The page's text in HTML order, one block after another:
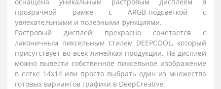
прозрачной рамке с ARGB-подсветкой с
увлекательными и полезными функциями.
Растровый дисплей прекрасно сочетается с
лаконичным пиксельным стилем DEEPCOOL, который
присутствует во всех линейках продукции. На дисплей
можно вывести собственное пиксельное изображение
в сетке 14x14 или просто выбрать один из множества
готовых вариантов графики в DeepCreative.